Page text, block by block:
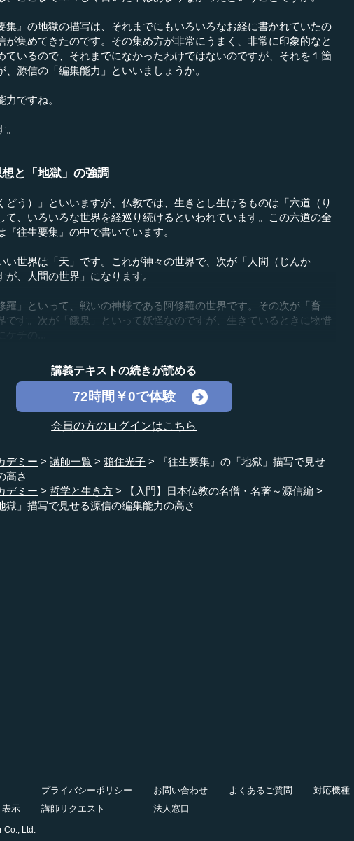
』の地獄の描写は、それまでにもいろいろなお経に書かれていたの
が集めてきたのです。その集め方が非常にうまく、非常に印象的なと
ているので、それまでになかったわけではないのですが、それを１箇
、源信の「編集能力」といいましょうか。
ですね。
と「地獄」の強調
う）」といいますが、仏教では、生きとし生けるものは「六道（り
て、いろいろな世界を経巡り続けるといわれています。この六道の全
『往生要集』の中で書いています。
世界は「天」です。これが神々の世界で、次が「人間（じんか
が、人間の世界」になります。
」といって、戦いの神様である阿修羅の世界です。その次が「畜
です。次が「餓鬼」といって妖怪なのですが、生きているときに物惜
講義テキストの続きが読める
72時間￥0で体験
会員の方のログインはこちら
デミー 講師一覧 賴住光子
『往生要集』の「地獄」描写で見せ
高さ
デミー
哲学と生き方
【入門】日本仏教の名僧・名著～源信編
獄」描写で見せる源信の編集能力の高さ
プライバシーポリシー お問い合わせ よくあるご質問
対応機種
表示
講師リクエスト 法人窓口
Co., Ltd.